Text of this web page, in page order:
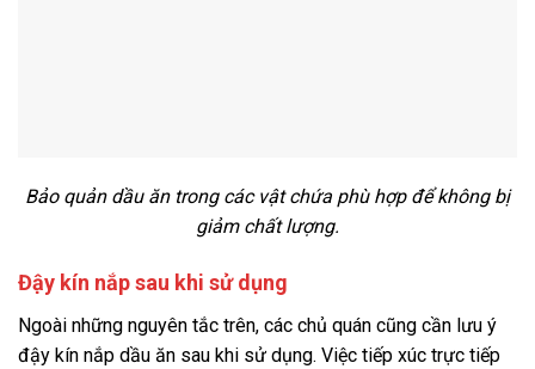
Bảo quản dầu ăn trong các vật chứa phù hợp để không bị
giảm chất lượng.
Đậy kín nắp sau khi sử dụng
Ngoài những nguyên tắc trên, các chủ quán cũng cần lưu ý
đậy kín nắp dầu ăn sau khi sử dụng. Việc tiếp xúc trực tiếp